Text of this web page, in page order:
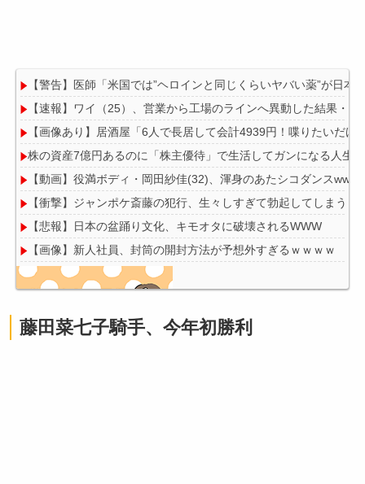
【警告】医師「米国では”ヘロインと同じくらいヤバい薬”が日本
【速報】ワイ（25）、営業から工場のラインへ異動した結果・・
【画像あり】居酒屋「6人で長居して会計4939円！喋りたいだけ
株の資産7億円あるのに「株主優待」で生活してガンになる人生
【動画】役満ボディ・岡田紗佳(32)、渾身のあたシコダンス
【衝撃】ジャンポケ斎藤の犯行、生々しすぎて勃起してしまうレ
【悲報】日本の盆踊り文化、キモオタに破壊されるWWW
【画像】新人社員、封筒の開封方法が予想外すぎるｗｗｗｗ
Powered by livedoor 相互RSS
藤田菜七子騎手、今年初勝利